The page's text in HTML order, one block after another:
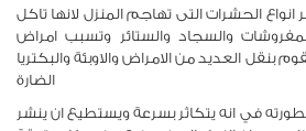
انواع الحشرات التى تهاجم المنزل لانها تاكل
والسجاد والستائر وتسبب امراض
بنقل العديد من الامراض والاوبئة والبكتريا
الضارة
في انه يتكاثر بسرعة ويستطيع ان ينشر